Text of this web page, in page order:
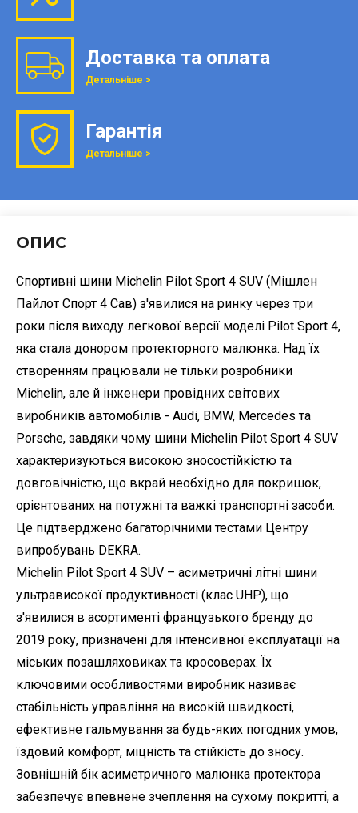
Доставка та оплата
Детальніше >
Гарантія
Детальніше >
ОПИС
Спортивні шини Michelin Pilot Sport 4 SUV (Мішлен
Пайлот Спорт 4 Сав) з'явилися на ринку через три
роки після виходу легкової версії моделі Pilot Sport 4,
яка стала донором протекторного малюнка. Над їх
створенням працювали не тільки розробники
Michelin, але й інженери провідних світових
виробників автомобілів - Audi, BMW, Mercedes та
Porsche, завдяки чому шини Michelin Pilot Sport 4 SUV
характеризуються високою зносостійкістю та
довговічністю, що вкрай необхідно для покришок,
орієнтованих на потужні та важкі транспортні засоби.
Це підтверджено багаторічними тестами Центру
випробувань DEKRA.
Michelin Pilot Sport 4 SUV – асиметричні літні шини
ультрависокої продуктивності (клас UHP), що
з'явилися в асортименті французького бренду до
2019 року, призначені для інтенсивної експлуатації на
міських позашляховиках та кросоверах. Їх
ключовими особливостями виробник називає
стабільність управління на високій швидкості,
ефективне гальмування за будь-яких погодних умов,
їздовий комфорт, міцність та стійкість до зносу.
Зовнішній бік асиметричного малюнка протектора
забезпечує впевнене зчеплення на сухому покритті, а